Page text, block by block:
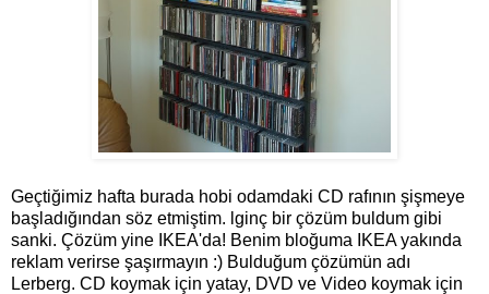
Geçtiğimiz hafta burada hobi odamdaki CD rafının şişmeye
başladığından söz etmiştim. lginç bir çözüm buldum gibi
sanki. Çözüm yine IKEA'da! Benim bloğuma IKEA yakında
reklam verirse şaşırmayın :) Bulduğum çözümün adı
Lerberg. CD koymak için yatay, DVD ve Video koymak için